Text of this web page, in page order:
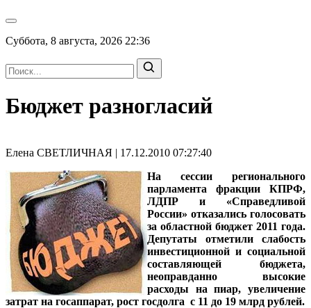
Суббота, 8 августа, 2026 22:36
Бюджет разногласий
Елена СВЕТЛИЧНАЯ | 17.12.2010 07:27:40
На сессии регионального
парламента фракции КПРФ,
ЛДПР и «Справедливой
России» отказались голосовать
за областной бюджет 2011 года.
Депутаты отметили слабость
инвестиционной и социальной
составляющей бюджета,
неоправданно высокие
расходы на пиар, увеличение
затрат на госаппарат, рост госдолга с 11 до 19 млрд рублей.